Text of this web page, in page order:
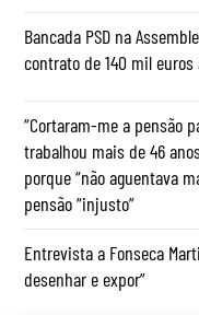
Bancada PSD na
contrato de 140 mil euros
“Cortaram-me a pensão
trabalhou mais de 46
porque “não aguentava
pensão “injusto”
Entrevista a Fonseca
desenhar e expor”